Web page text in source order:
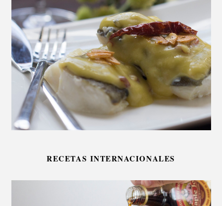
RECETAS INTERNACIONALES